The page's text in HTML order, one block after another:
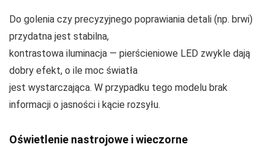
Do golenia czy precyzyjnego poprawiania detali (np. brwi)
przydatna jest stabilna,
kontrastowa iluminacja — pierścieniowe LED zwykle dają
dobry efekt, o ile moc światła
jest wystarczająca. W przypadku tego modelu brak
informacji o jasności i kącie rozsyłu.
Oświetlenie nastrojowe i wieczorne